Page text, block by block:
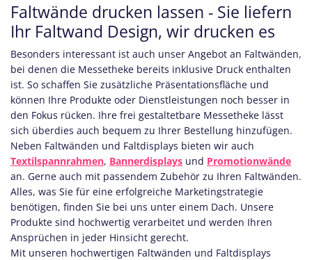
Faltwände drucken lassen - Sie liefern
Ihr Faltwand Design, wir drucken es
Besonders interessant ist auch unser Angebot an Faltwänden,
bei denen die Messetheke bereits inklusive Druck enthalten
ist. So schaffen Sie zusätzliche Präsentationsfläche und
können Ihre Produkte oder Dienstleistungen noch besser in
den Fokus rücken. Ihre frei gestaltetbare Messetheke lässt
sich überdies auch bequem zu Ihrer Bestellung hinzufügen.
Neben Faltwänden und Faltdisplays bieten wir auch
Textilspannrahmen, Bannerdisplays und Promotionwände
an. Gerne auch mit passendem Zubehör zu Ihren Faltwänden.
Alles, was Sie für eine erfolgreiche Marketingstrategie
benötigen, finden Sie bei uns unter einem Dach. Unsere
Produkte sind hochwertig verarbeitet und werden Ihren
Ansprüchen in jeder Hinsicht gerecht.
Mit unseren hochwertigen Faltwänden und Faltdisplays